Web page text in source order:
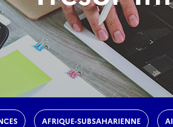
AFRIQUE-SUBSAHARIENNE